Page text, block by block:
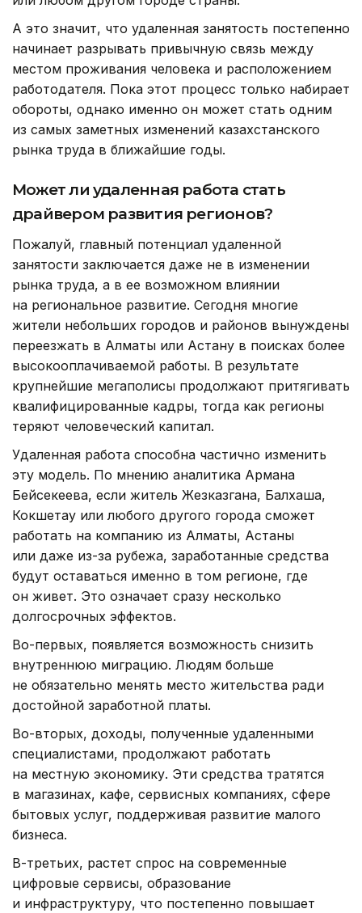
А это значит, что удаленная занятость постепенно
начинает разрывать привычную связь между
местом проживания человека и расположением
работодателя. Пока этот процесс только набирает
обороты, однако именно он может стать одним
из самых заметных изменений казахстанского
рынка труда в ближайшие годы.
Может ли удаленная работа стать
драйвером развития регионов?
Пожалуй, главный потенциал удаленной
занятости заключается даже не в изменении
рынка труда, а в ее возможном влиянии
на региональное развитие. Сегодня многие
жители небольших городов и районов вынуждены
переезжать в Алматы или Астану в поисках более
высокооплачиваемой работы. В результате
крупнейшие мегаполисы продолжают притягивать
квалифицированные кадры, тогда как регионы
теряют человеческий капитал.
Удаленная работа способна частично изменить
эту модель. По мнению аналитика Армана
Бейсекеева, если житель Жезказгана, Балхаша,
Кокшетау или любого другого города сможет
работать на компанию из Алматы, Астаны
или даже из-за рубежа, заработанные средства
будут оставаться именно в том регионе, где
он живет. Это означает сразу несколько
долгосрочных эффектов.
Во-первых, появляется возможность снизить
внутреннюю миграцию. Людям больше
не обязательно менять место жительства ради
достойной заработной платы.
Во-вторых, доходы, полученные удаленными
специалистами, продолжают работать
на местную экономику. Эти средства тратятся
в магазинах, кафе, сервисных компаниях, сфере
бытовых услуг, поддерживая развитие малого
бизнеса.
В-третьих, растет спрос на современные
цифровые сервисы, образование
и инфраструктуру, что постепенно повышает